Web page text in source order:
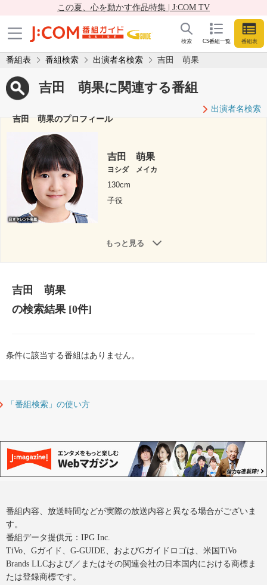
この夏、心を動かす作品特集 | J:COM TV
CS番組一覧 番組表
検索
番組表 番組検索 出演者名検索 吉田 萌果
吉田 萌果に関連する番組
出演者名検索
吉田 萌果のプロフィール
吉田 萌果
ヨシダ メイカ
130cm
子役
もっと見る
吉田 萌果
の検索結果[0件]
条件に該当する番組はありません。
「番組検索」の使い方
番組内容、放送時間などが実際の放送内容と異なる場合がございま
す。
番組データ提供元：IPG Inc.
TiVo、Gガイド、G-GUIDE、およびGガイドロゴは、米国TiVo
Brands LLCおよび／またはその関連会社の日本国内における商標ま
たは登録商標です。